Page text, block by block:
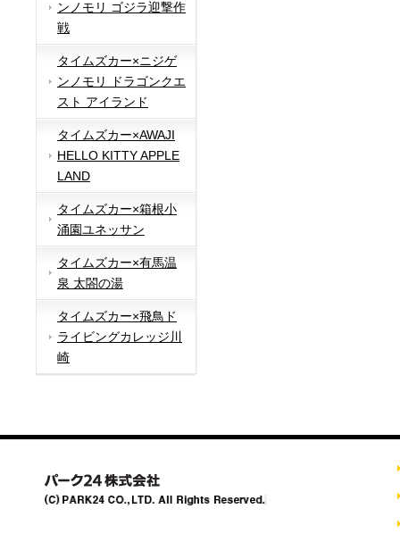
ンノモリ ゴジラ迎撃作
戦
タイムズカー×ニジゲ
ンノモリ ドラゴンクエ
スト アイランド
タイムズカー×AWAJI
HELLO KITTY APPLE
LAND
タイムズカー×箱根小
涌園ユネッサン
タイムズカー×有馬温
泉 太閤の湯
タイムズカー×飛鳥ド
ライビングカレッジ川
崎